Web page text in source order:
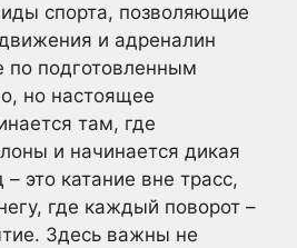
спорта, позволяющие
и адреналин
по подготовленным
но настоящее
там, где
и начинается дикая
это катание вне трасс,
где каждый поворот –
Здесь важны не